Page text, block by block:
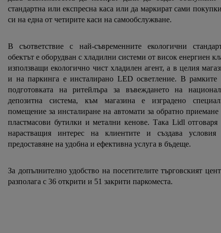
стандартна или експресна каса или да маркират сами
си на една от четирите каси на самообслужване.
В съответствие с най-съвременните екологични
обектът е оборудван с хладилни системи от висок енергиен
използващи екологично чист хладилен агент, а в целия
и на паркинга е инсталирано LED осветление. В рамките
подготовката на ритейлъра за въвеждането на
депозитна система, към магазина е изградено
помещение за инсталиране на автомати за обратно приемане
пластмасови бутилки и метални кенове. Така Lidl отговаря
нарастващия интерес на клиентите и създава условия
предоставяне на удобна и ефективна услуга в бъдеще.
За допълнително удобство на посетителите търговският
разполага с 36 открити и 51 закрити паркоместа.
информация за обработката на данни.
С натискане на бутона "Отхвърли" можете да разрешите
натискане на "Съгласен" давате съгласието си за
обработване за всички горепосочени цели.
Допълнителна информация, включително за периода на
съхранение на данните и правото Ви да оттеглите
съгласието си по всяко време с действие за в бъдеще,
поверителност.Можете да намерите правната
информация за оператора на сайта тук.